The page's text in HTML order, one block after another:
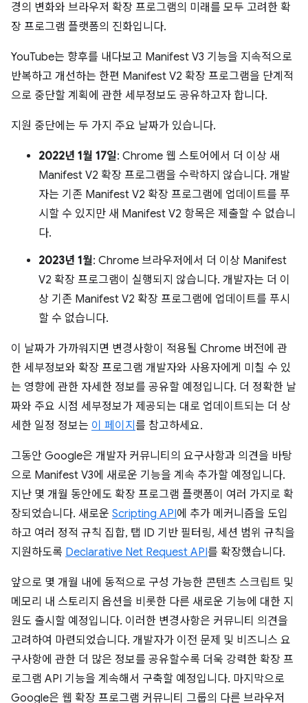
경의 변화와 브라우저 확장 프로그램의 미래를 모두 고려한 확
장 프로그램 플랫폼의 진화입니다.
YouTube는 향후를 내다보고 Manifest V3 기능을 지속적으로
반복하고 개선하는 한편 Manifest V2 확장 프로그램을 단계적
으로 중단할 계획에 관한 세부정보도 공유하고자 합니다.
지원 중단에는 두 가지 주요 날짜가 있습니다.
2022년 1월 17일: Chrome 웹 스토어에서 더 이상 새
Manifest V2 확장 프로그램을 수락하지 않습니다. 개발
자는 기존 Manifest V2 확장 프로그램에 업데이트를 푸
시할 수 있지만 새 Manifest V2 항목은 제출할 수 없습니
다.
2023년 1월: Chrome 브라우저에서 더 이상 Manifest
V2 확장 프로그램이 실행되지 않습니다. 개발자는 더 이
상 기존 Manifest V2 확장 프로그램에 업데이트를 푸시
할 수 없습니다.
이 날짜가 가까워지면 변경사항이 적용될 Chrome 버전에 관
한 세부정보와 확장 프로그램 개발자와 사용자에게 미칠 수 있
는 영향에 관한 자세한 정보를 공유할 예정입니다. 더 정확한 날
짜와 주요 시점 세부정보가 제공되는 대로 업데이트되는 더 상
세한 일정 정보는 이 페이지 를 참고하세요.
그동안 Google은 개발자 커뮤니티의 요구사항과 의견을 바탕
으로 Manifest V3에 새로운 기능을 계속 추가할 예정입니다.
지난 몇 개월 동안에도 확장 프로그램 플랫폼이 여러 가지로 확
장되었습니다. 새로운 Scripting API에 추가 메커니즘을 도입
하고 여러 정적 규칙 집합, 탭 ID 기반 필터링, 세션 범위 규칙을
지원하도록 Declarative Net Request API를 확장했습니다.
앞으로 몇 개월 내에 동적으로 구성 가능한 콘텐츠 스크립트 및
메모리 내 스토리지 옵션을 비롯한 다른 새로운 기능에 대한 지
원도 출시할 예정입니다. 이러한 변경사항은 커뮤니티 의견을
고려하여 마련되었습니다. 개발자가 이전 문제 및 비즈니스 요
구사항에 관한 더 많은 정보를 공유할수록 더욱 강력한 확장 프
로그램 API 기능을 계속해서 구축할 예정입니다. 마지막으로
Google은 웹 확장 프로그램 커뮤니티 그룹의 다른 브라우저